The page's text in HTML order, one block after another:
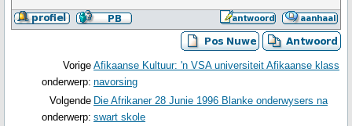
Vorige
onderwerp:
Afikaanse Kultuur: 'n VSA universiteit Afikaanse klass
navorsing
Volgende
onderwerp:
Die Afrikaner 28 Junie 1996 Blanke onderwysers na
swart skole